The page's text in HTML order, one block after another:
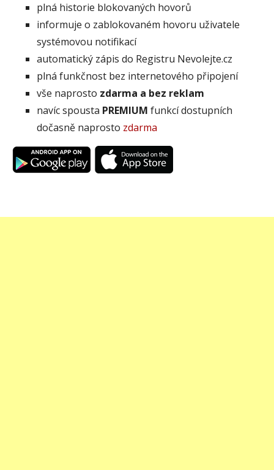
plná historie blokovaných hovorů
informuje o zablokovaném hovoru uživatele
systémovou notifikací
automatický zápis do Registru Nevolejte.cz
plná funkčnost bez internetového připojení
vše naprosto zdarma a bez reklam
navíc spousta PREMIUM funkcí dostupních
dočasně naprosto zdarma